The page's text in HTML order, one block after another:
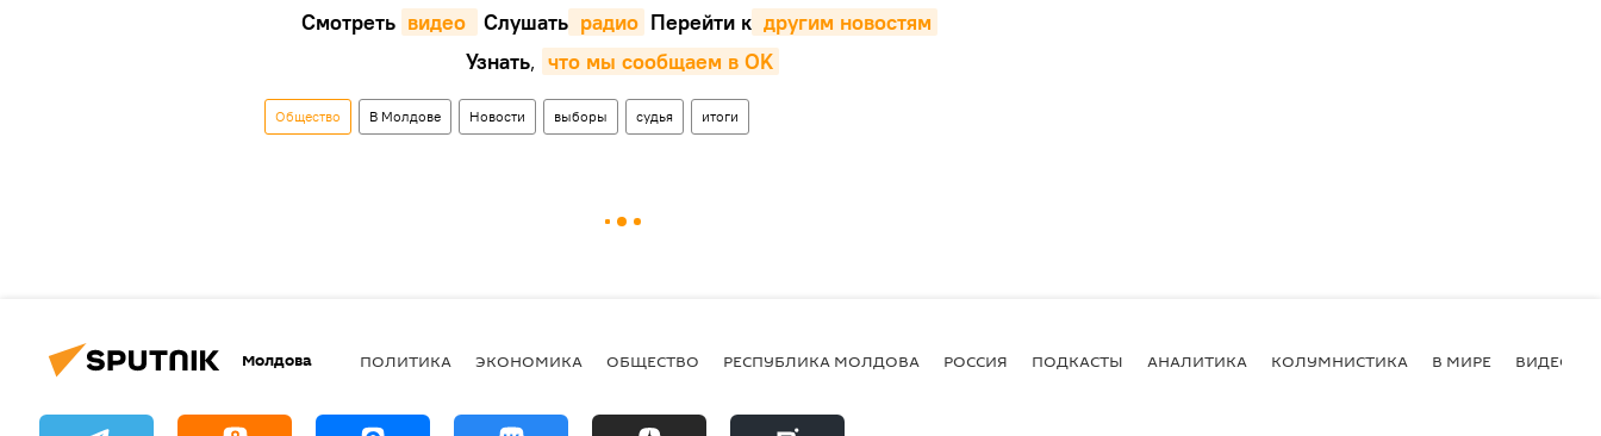
Смотреть видео Cлушать радио Перейти к другим новостям
Узнать, что мы сообщаем в OK
Общество В Молдове Новости выборы судья итоги
Молдова ПОЛИТИКА ЭКОНОМИКА ОБЩЕСТВО РЕСПУБЛИКА МОЛДОВА РОССИЯ ПОДКАСТЫ АНАЛИТИКА КОЛУМНИСТИКА В МИРЕ ВИДЕО